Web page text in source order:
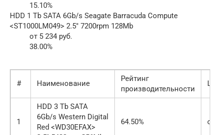
15.10%
HDD 1 Tb SATA 6Gb/s Seagate Barracuda Compute
<ST1000LM049> 2.5″ 7200rpm 128Mb
от 5 234 руб.
38.00%
# Наименование
Рейтинг
производительности
1
HDD 3 Tb SATA
6Gb/s Western Digital
Red <WD30EFAX>
64.50% от